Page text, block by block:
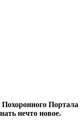
Похоронного Портала
нечто новое.